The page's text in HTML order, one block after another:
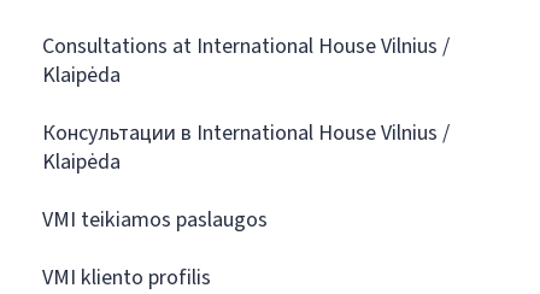
Consultations at International House Vilnius /
Klaipėda
Консультации в International House Vilnius /
Klaipėda
VMI teikiamos paslaugos
VMI kliento profilis